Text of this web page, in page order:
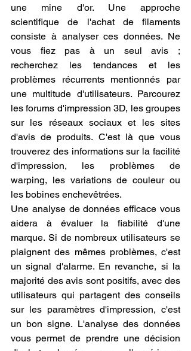
une mine d'or. Une approche
scientifique de l'achat de filaments
consiste à analyser ces données. Ne
vous fiez pas à un seul avis ;
recherchez les tendances et les
problèmes récurrents mentionnés par
une multitude d'utilisateurs. Parcourez
les forums d'impression 3D, les groupes
sur les réseaux sociaux et les sites
d'avis de produits. C'est là que vous
trouverez des informations sur la facilité
d'impression, les problèmes de
warping, les variations de couleur ou
les bobines enchevêtrées.
Une analyse de données efficace vous
aidera à évaluer la fiabilité d'une
marque. Si de nombreux utilisateurs se
plaignent des mêmes problèmes, c'est
un signal d'alarme. En revanche, si la
majorité des avis sont positifs, avec des
utilisateurs qui partagent des conseils
sur les paramètres d'impression, c'est
un bon signe. L'analyse des données
vous permet de prendre une décision